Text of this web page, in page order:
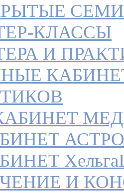
КЛАССЫ
И
ХельгаI
И